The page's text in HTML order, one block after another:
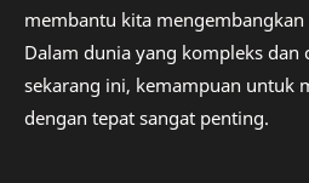
membantu kita
Dalam dunia yang kompleks dan
sekarang ini, kemampuan untuk
dengan tepat sangat penting.